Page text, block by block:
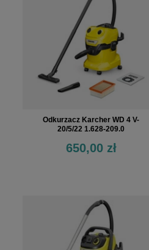
Odkurzacz Karcher WD 4 V-
20/5/22 1.628-209.0
650,00 zł